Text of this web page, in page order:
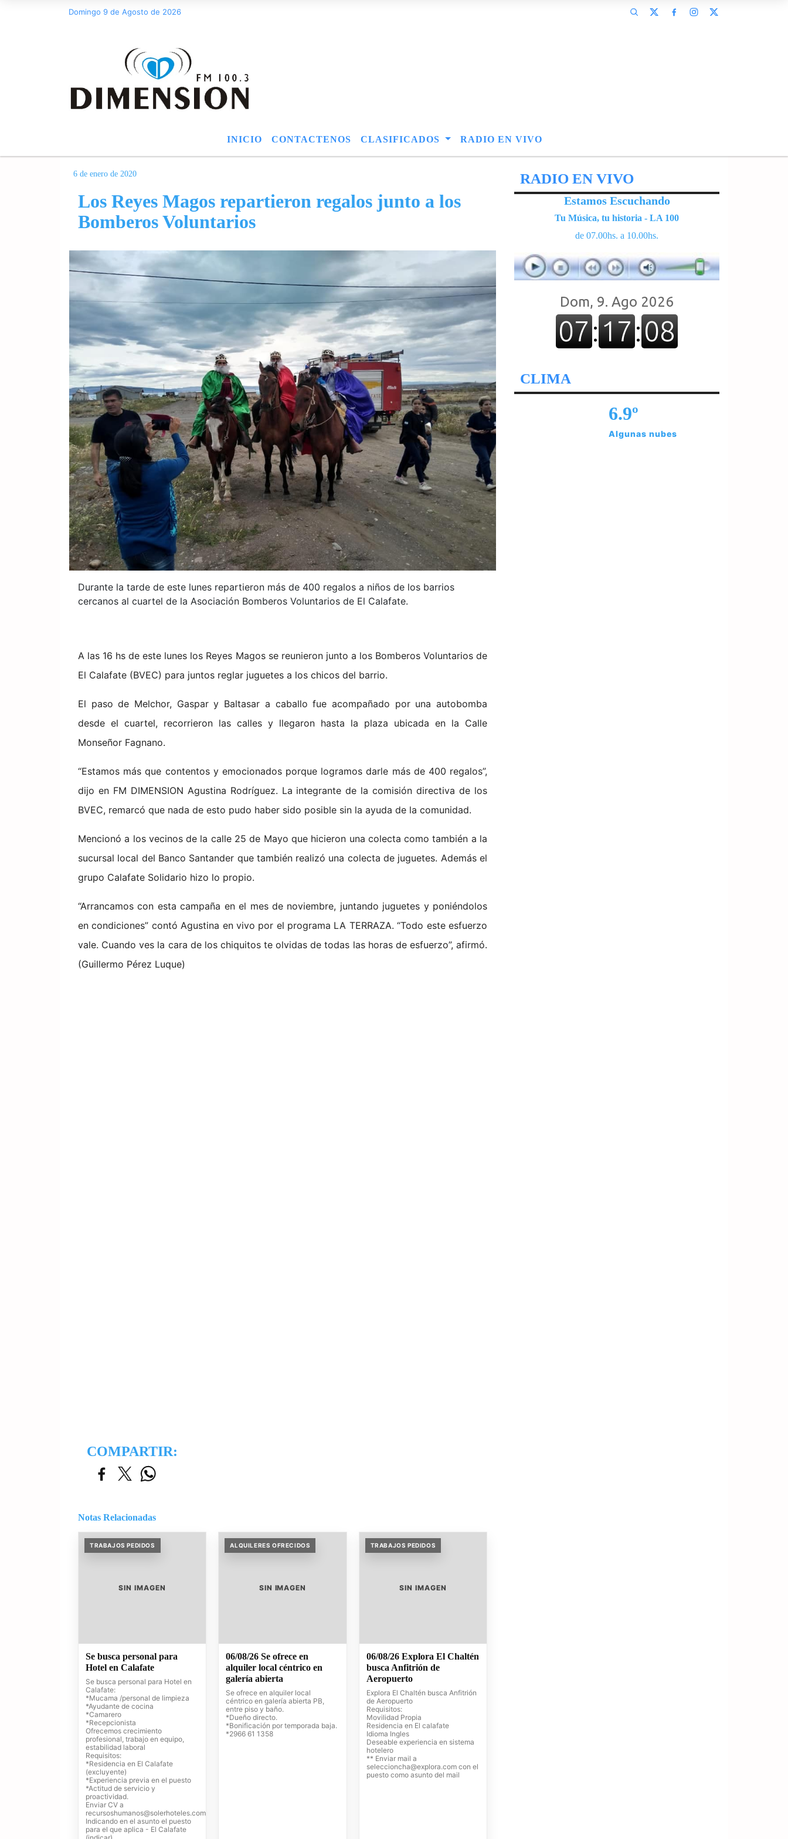
Domingo 9 de Agosto de 2026
INICIO CONTACTENOS CLASIFICADOS RADIO EN VIVO
6 de enero de 2020
Los Reyes Magos repartieron regalos junto a los
Bomberos Voluntarios
Durante la tarde de este lunes repartieron más de 400 regalos a niños de los barrios
cercanos al cuartel de la Asociación Bomberos Voluntarios de El Calafate.
A las 16 hs de este lunes los Reyes Magos se reunieron junto a los Bomberos Voluntarios de
El Calafate (BVEC) para juntos reglar juguetes a los chicos del barrio.
El paso de Melchor, Gaspar y Baltasar a caballo fue acompañado por una autobomba
desde el cuartel, recorrieron las calles y llegaron hasta la plaza ubicada en la Calle
Monseñor Fagnano.
“Estamos más que contentos y emocionados porque logramos darle más de 400 regalos”,
dijo en FM DIMENSION Agustina Rodríguez. La integrante de la comisión directiva de los
BVEC, remarcó que nada de esto pudo haber sido posible sin la ayuda de la comunidad.
Mencionó a los vecinos de la calle 25 de Mayo que hicieron una colecta como también a la
sucursal local del Banco Santander que también realizó una colecta de juguetes. Además el
grupo Calafate Solidario hizo lo propio.
“Arrancamos con esta campaña en el mes de noviembre, juntando juguetes y poniéndolos
en condiciones” contó Agustina en vivo por el programa LA TERRAZA. “Todo este esfuerzo
vale. Cuando ves la cara de los chiquitos te olvidas de todas las horas de esfuerzo”, afirmó.
(Guillermo Pérez Luque)
COMPARTIR:
Notas Relacionadas
TRABAJOS PEDIDOS
SIN IMAGEN
Se busca personal para
Hotel en Calafate
Se busca personal para Hotel en
Calafate:
*Mucama /personal de limpieza
*Ayudante de cocina
*Camarero
*Recepcionista
Ofrecemos crecimiento
profesional, trabajo en equipo,
estabilidad laboral
Requisitos:
*Residencia en El Calafate
(excluyente)
*Experiencia previa en el puesto
*Actitud de servicio y
proactividad.
Enviar CV a
recursoshumanos@solerhoteles.com
Indicando en el asunto el puesto
para el que aplica - El Calafate
ALQUILERES OFRECIDOS
SIN IMAGEN
06/08/26 Se ofrece en
alquiler local céntrico en
galería abierta
Se ofrece en alquiler local
céntrico en galería abierta PB,
entre piso y baño.
*Dueño directo.
*Bonificación por temporada baja.
*2966 61 1358
TRABAJOS PEDIDOS
SIN IMAGEN
06/08/26 Explora El Chaltén
busca Anfitrión de
Aeropuerto
Explora El Chaltén busca Anfitrión
de Aeropuerto
Requisitos:
Movilidad Propia
Residencia en El calafate
Idioma Ingles
Deseable experiencia en sistema
hotelero
** Enviar mail a
seleccioncha@explora.comcon el
puesto como asunto del mail
RADIO EN VIVO
Estamos Escuchando
Tu Música, tu historia - LA 100
de 07.00hs. a 10.00hs.
CLIMA
6.9º
Algunas nubes